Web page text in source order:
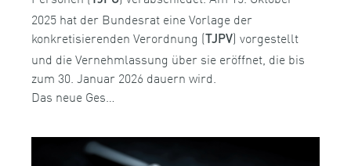
2025 hat der Bundesrat eine Vorlage der
konkretisierenden Verordnung ( TJPV) vorgestellt
und die Vernehmlassung über sie eröffnet, die bis
zum 30. Januar 2026 dauern wird.
Das neue Ges…